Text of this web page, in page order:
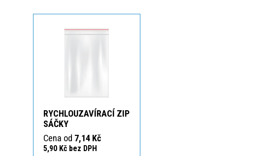
RYCHLOUZAVÍRACÍ ZIP
SÁČKY
Cena od 7,14 Kč
5,90 Kč bez DPH